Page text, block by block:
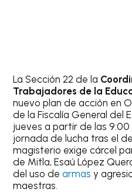
La Sección 22 de la
Trabajadores de la
nuevo plan de acción en
de la Fiscalía General del
jueves a partir de las
jornada de lucha tras el
magisterio exige cárcel
de Mitla, Esaú López
del uso dearmas y
maestras.